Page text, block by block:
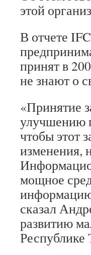
этой
В отчете
принят в
не знают о
«Принятие
улучшению
чтобы этот
изменения,
мощное
сказал
развитию
Республике